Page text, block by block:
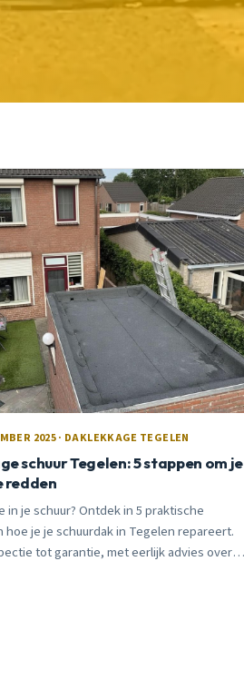
2025 · DAKLEKKAGE TEGELEN
schuur Tegelen: 5 stappen om je
redden
in je schuur? Ontdek in 5 praktische
hoe je je schuurdak in Tegelen repareert.
tot garantie, met eerlijk advies over